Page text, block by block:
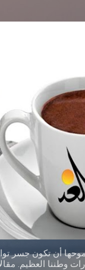
أن تكون جسر
وطننا العظيم.